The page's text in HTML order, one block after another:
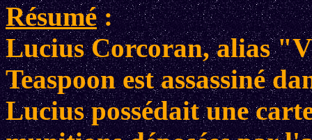
Résumé:
Lucius Corcoran, alias
Teaspoon est assassiné
Lucius possédait une